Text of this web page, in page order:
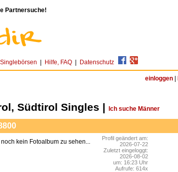
Partnersuche!
Singlebörsen Hilfe, FAQ Datenschutz
einloggen
Südtirol Singles | Ich suche Männer
kein Fotoalbum zu sehen...
Profil geändert am:
2026-07-22
Zuletzt eingeloggt:
2026-08-02
um: 16:23 Uhr
Aufrufe: 614x